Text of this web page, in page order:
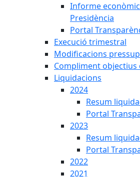
Informe
Presidència
Portal
Execució trimestral
Modificacions
Compliment
Liquidacions
2024
Resum
Portal
2023
Resum
Portal
2022
2021